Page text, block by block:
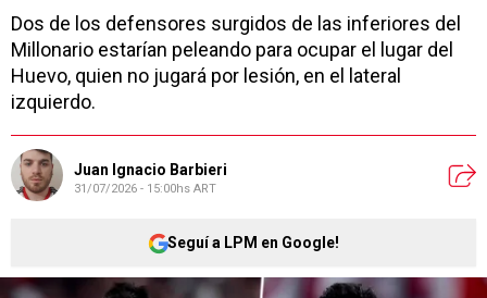
Dos de los defensores surgidos de las inferiores del
Millonario estarían peleando para ocupar el lugar del
Huevo, quien no jugará por lesión, en el lateral
izquierdo.
Juan Ignacio Barbieri
31/07/2026 - 15:00hs ART
Seguí a LPM en Google!